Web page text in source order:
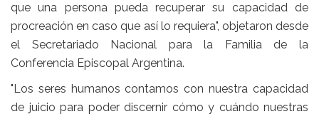
que una persona pueda recuperar su capacidad de
procreación en caso que así lo requiera", objetaron desde
el Secretariado Nacional para la Familia de la
Conferencia Episcopal Argentina.
"Los seres humanos contamos con nuestra capacidad
de juicio para poder discernir cómo y cuándo nuestras